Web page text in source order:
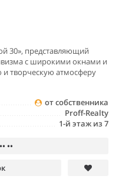
30», представляющий
с широкими окнами и
и творческую атмосферу
от собственника
Proff-Realty
1-й этаж из 7
••